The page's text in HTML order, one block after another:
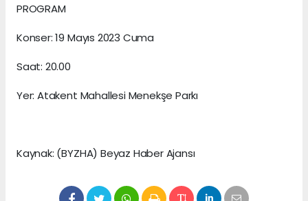
PROGRAM
Konser: 19 Mayıs 2023 Cuma
Saat: 20.00
Yer: Atakent Mahallesi Menekşe Parkı
Kaynak: (BYZHA) Beyaz Haber Ajansı